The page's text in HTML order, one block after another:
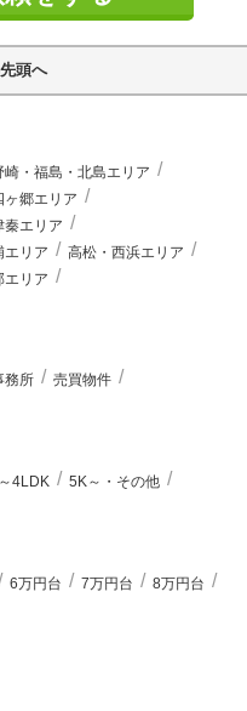
頭へ
・福島・北島エリア
ヶ郷エリア
秦エリア
エリア
高松・西浜エリア
エリア
務所 売買物件
4LDK 5K～・その他
6万円台 7万円台
8万円台